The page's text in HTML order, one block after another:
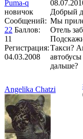
Puma-q
новичок
Сообщений:
22 Баллов:
11
Регистрация:
04.03.2008
Добрый
Мы
Отель
Такси?
дальше?
Angelika Chatzi